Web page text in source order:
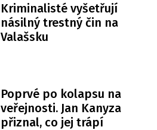
Kriminalisté vyšetřují
násilný trestný čin na
Valašsku
Poprvé po kolapsu na
veřejnosti. Jan Kanyza
přiznal, co jej trápí